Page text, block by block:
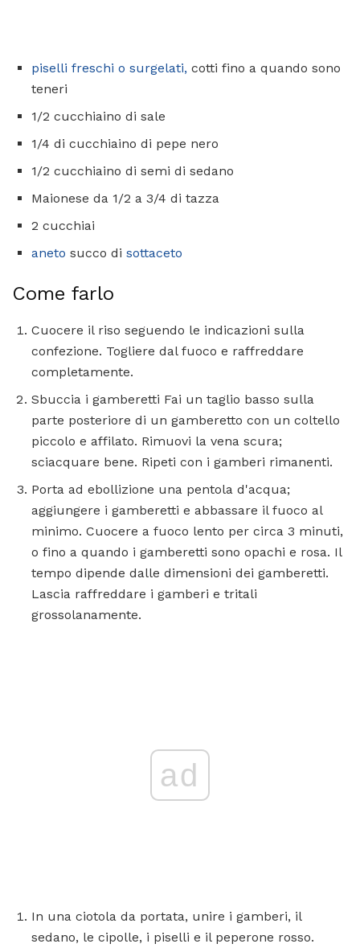
piselli freschi o surgelati, cotti fino a quando sono
teneri
1/2 cucchiaino di sale
1/4 di cucchiaino di pepe nero
1/2 cucchiaino di semi di sedano
Maionese da 1/2 a 3/4 di tazza
2 cucchiai
aneto succo di sottaceto
Come farlo
Cuocere il riso seguendo le indicazioni sulla
confezione. Togliere dal fuoco e raffreddare
completamente.
Sbuccia i gamberetti Fai un taglio basso sulla
parte posteriore di un gamberetto con un coltello
piccolo e affilato. Rimuovi la vena scura;
sciacquare bene. Ripeti con i gamberi rimanenti.
Porta ad ebollizione una pentola d'acqua;
aggiungere i gamberetti e abbassare il fuoco al
minimo. Cuocere a fuoco lento per circa 3 minuti,
o fino a quando i gamberetti sono opachi e rosa. Il
tempo dipende dalle dimensioni dei gamberetti.
Lascia raffreddare i gamberi e tritali
grossolanamente.
ad
In una ciotola da portata, unire i gamberi, il
sedano, le cipolle, i piselli e il peperone rosso.